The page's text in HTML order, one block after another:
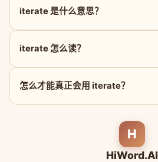
iterate 是什么意思？
iterate 怎么读？
怎么才能真正会用 iterate？
H
HiWord.AI